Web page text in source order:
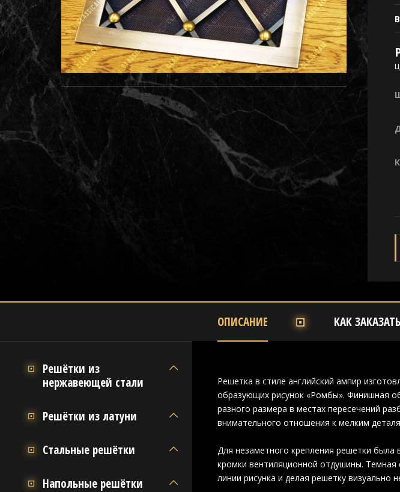
ОПИСАНИЕ КАК ЗАКАЗАТЬ
Решетка в стиле английский ампир
образующих рисунок «Ромбы». Финишная
разного размера в местах пересечений
внимательного отношения к мелким
Для незаметного крепления решетки была
кромки вентиляционной отдушины. Темная
линии рисунка и делая решетку визуально
Решётки из
нержавеющей стали
Решётки из латуни
Стальные решётки
Напольные решётки